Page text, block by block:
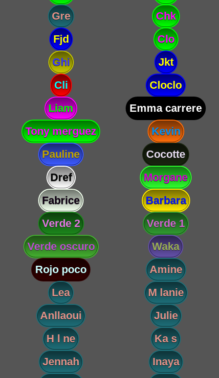
Gre
Chk
Fjd
Clo
Ghi
Jkt
Cli
Cloclo
Liam
Emma carrere
Tony merguez
Kevin
Pauline
Cocotte
Dref
Morgane
Fabrice
Barbara
Verde 2
Verde 1
Verde oscuro
Waka
Rojo poco
Amine
Lea
M lanie
Anllaoui
Julie
H l ne
Ka s
Jennah
Inaya